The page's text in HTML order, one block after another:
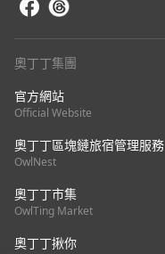
奧丁丁集團
官方網站
Official Website
奧丁丁區塊鏈旅宿管理服務
OwlNest
奧丁丁市集
OwlTing Market
奧丁丁揪你